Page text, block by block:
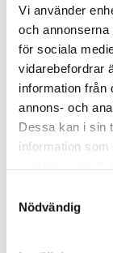
Vi använder
och
för sociala
vidarebefordrar
information från
annons- och
Dessa kan i sin
information
Nödvändig
Du väljer
skada
besöka
Våra
vilka
skickar
När allt